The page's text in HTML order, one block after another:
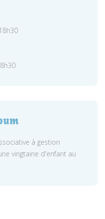
à gestion
vingtaine d'enfant au